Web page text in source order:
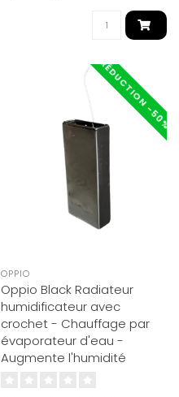
RÉDUCTION -50%
OPPIO
Oppio Black Radiateur
humidificateur avec
crochet - Chauffage par
évaporateur d'eau -
Augmente l'humidité